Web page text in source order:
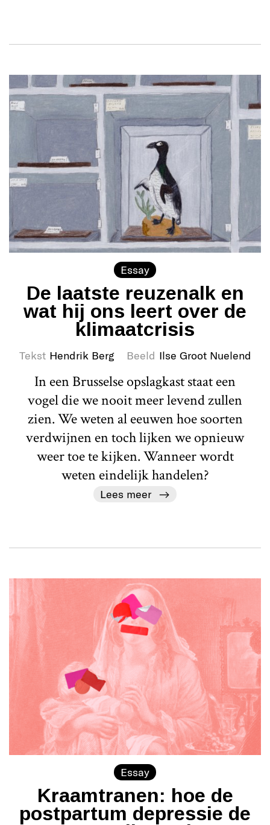
Essay
De laatste reuzenalk en
wat hij ons leert over de
klimaatcrisis
Tekst Hendrik Berg Beeld Ilse Groot Nuelend
In een Brusselse opslagkast staat een
vogel die we nooit meer levend zullen
zien. We weten al eeuwen hoe soorten
verdwijnen en toch lijken we opnieuw
weer toe te kijken. Wanneer wordt
weten eindelijk handelen?
Lees meer
Essay
Kraamtranen: hoe de
postpartum depressie de